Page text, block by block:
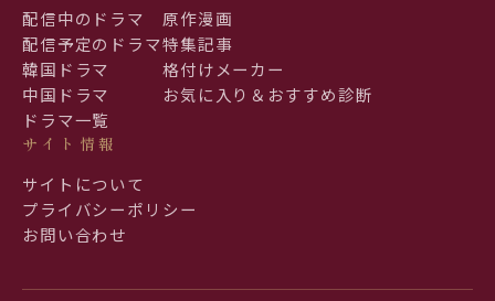
配信中のドラマ
配信予定のドラマ
韓国ドラマ
中国ドラマ
ドラマ一覧
原作漫画
特集記事
格付けメーカー
お気に入り＆おすすめ診断
サイト情報
サイトについて
プライバシーポリシー
お問い合わせ